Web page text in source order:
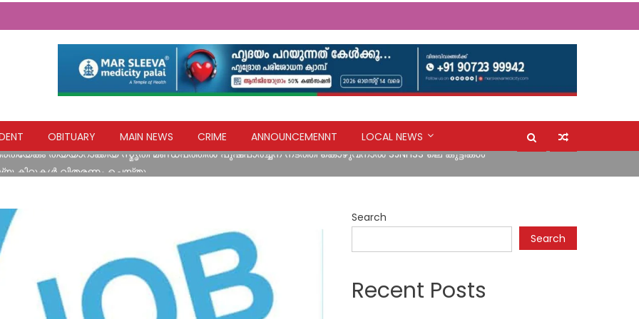
OBITUARY MAIN NEWS CRIME ANNOUNCEMENNT
LOCAL NEWS
ചുവട് ഇളകിയ നിലയിൽ
തയ്യാറാക്കിയ സ്മൃതി മണ്ഡപത്തിൽ പുഷ്പാർച്ചന നടത്തി കൊഴുവനാൽ SJNHSS ലെ കുട്ടികൾ
കിറ്റുകൾ വിതരണം ചെയ്തു
സർക്കാരിന്റെ അനാസ്ഥയുടെ ഫലം; നദികളിലെ മണൽ നീക്കി അപകട മേഖലകളിലെ ജനങ്ങളെ
ചുവട് ഇളകിയ നിലയിൽ
തയ്യാറാക്കിയ സ്മൃതി മണ്ഡപത്തിൽ പുഷ്പാർച്ചന നടത്തി കൊഴുവനാൽ SJNHSS ലെ കുട്ടികൾ
Search
Search
Recent Posts